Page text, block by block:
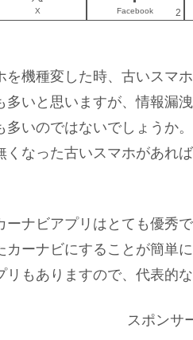
X Facebook 2
を機種変した時、古いスマ
多いと思いますが、情報漏
多いのではないでしょうか。
くなった古いスマホがあれ
ーナビアプリはとても優秀
カーナビにすることが簡単に
リもありますので、代表的
スポンサ